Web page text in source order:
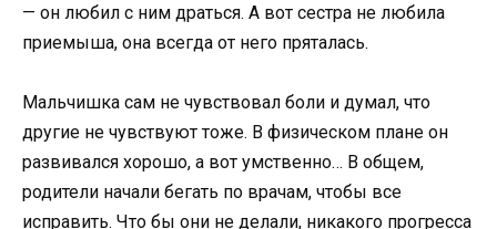
— он любил с ним драться. А вот сестра не любила
приемыша, она всегда от него пряталась.
Мальчишка сам не чувствовал боли и думал, что
другие не чувствуют тоже. В физическом плане он
развивался хорошо, а вот умственно… В общем,
родители начали бегать по врачам, чтобы все
исправить. Что бы они не делали, никакого прогресса